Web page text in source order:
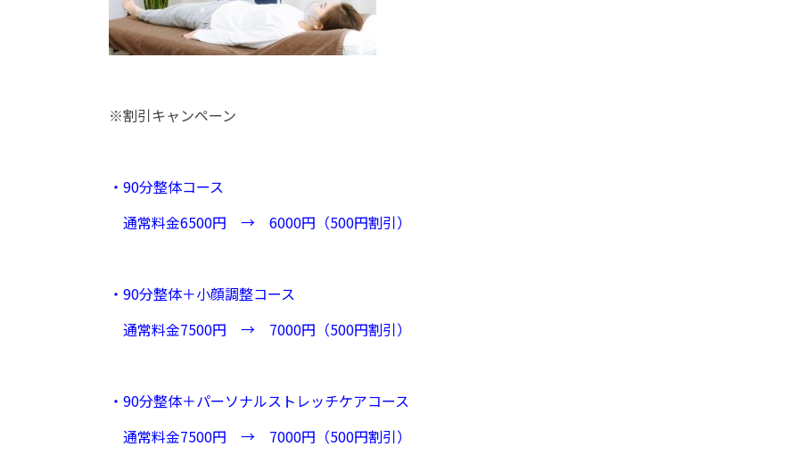
※割引キャンペーン
・90分整体コース
通常料金6500円 → 6000円（500円割引）
・90分整体＋小顔調整コース
通常料金7500円 → 7000円（500円割引）
・90分整体＋パーソナルストレッチケアコース
通常料金7500円 → 7000円（500円割引）